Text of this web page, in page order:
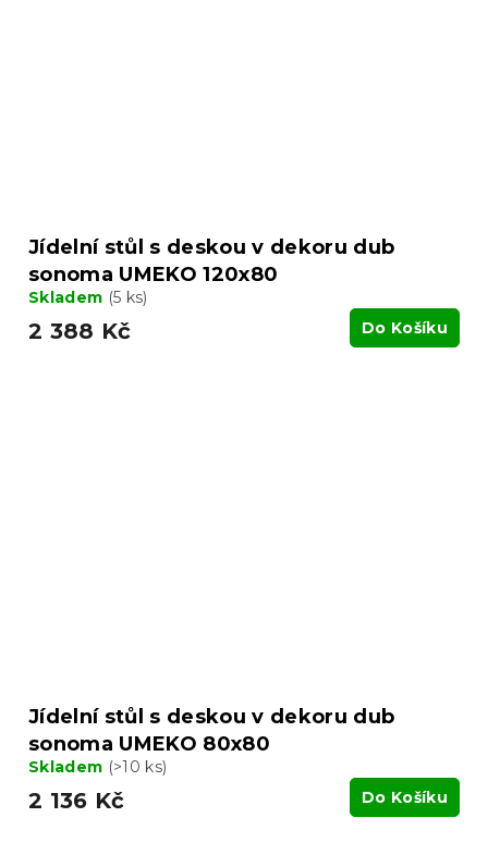
Jídelní stůl s deskou v dekoru dub
sonoma UMEKO 120x80
Skladem (5 ks)
2 388 Kč Do Košíku
Jídelní stůl s deskou v dekoru dub
sonoma UMEKO 80x80
Skladem (>10 ks)
2 136 Kč Do Košíku